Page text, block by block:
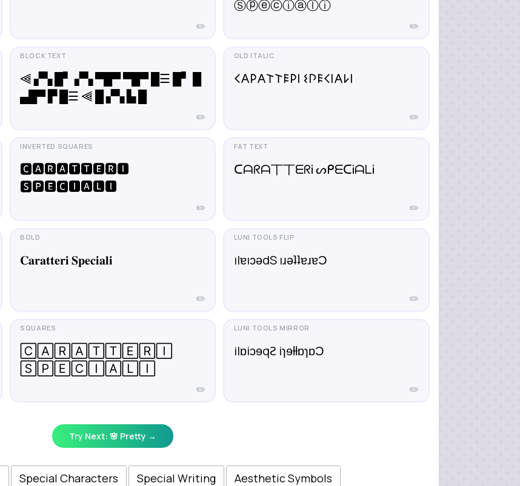
✏️ ✏️
Ⓢⓟⓔⓒⓘⓐⓛⓘ
✏️
⫷ ▞▚ █▘ ▞▚ ▀█▀ ▀█▀ █☰ █▘ █
▄█▀ ▛ █☰ ⫷ █ ▞▚ ▙ █
✏️
𐌂𐌀𐌓𐌀𐌕𐌕𐌄𐌓𐌉 𐌔𐌐𐌄𐌂𐌉𐌀𐌋𐌉
✏️
🅲🅰🆁🅰🆃🆃🅴🆁🅸
🆂🅿🅴🅲🅸🅰🅻🅸
✏️
ᑕᗩᖇᗩ丅丅ᗴᖇᎥ ᔕᑭᗴᑕᎥᗩᒪᎥ
✏️
𝐂𝐚𝐫𝐚𝐭𝐭𝐞𝐫𝐢 𝐒𝐩𝐞𝐜𝐢𝐚𝐥𝐢
✏️
ılɐıɔǝdS ıɹǝʇʇɐɹɐƆ
✏️
🄲🄰🅁🄰🅃🅃🄴🅁🄸
🅂🄿🄴🄲🄸🄰🄻🄸
✏️
i|ɒiɔɘqꙄ iɿɘƚƚɒɿɒƆ
Try Next: 🌸 Pretty →
Special Characters Special Writing Aesthetic Symbols